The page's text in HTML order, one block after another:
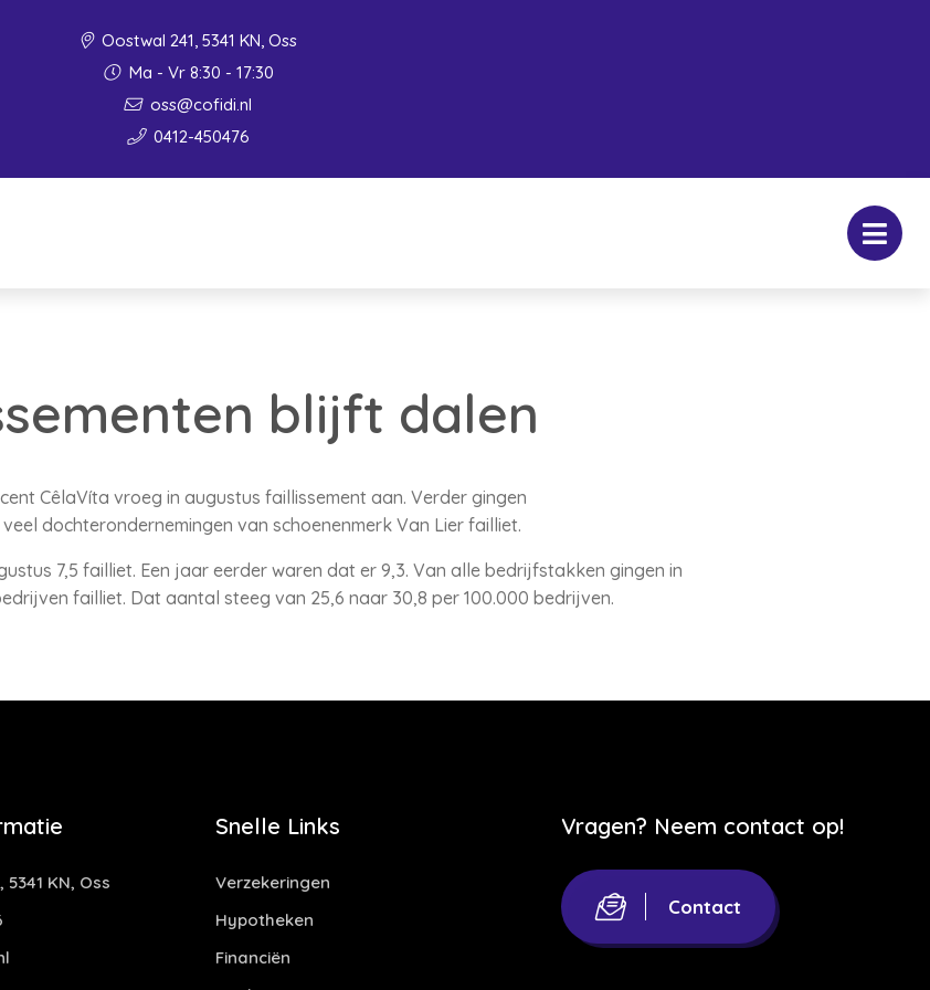
Oostwal 241, 5341 KN, Oss
Ma - Vr 8:30 - 17:30
oss@cofidi.nl
0412-450476
blijft dalen
CêlaVíta vroeg in augustus faillissement aan. Verder gingen
dochterondernemingen van schoenenmerk Van Lier failliet.
7,5 failliet. Een jaar eerder waren dat er 9,3. Van alle bedrijfstakken gingen in
failliet. Dat aantal steeg van 25,6 naar 30,8 per 100.000 bedrijven.
KN, Oss
Snelle Links
Verzekeringen
Hypotheken
Financiën
Vragen? Neem contact op!
Contact